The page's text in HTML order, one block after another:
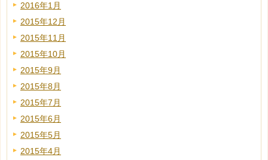
2016年1月
2015年12月
2015年11月
2015年10月
2015年9月
2015年8月
2015年7月
2015年6月
2015年5月
2015年4月